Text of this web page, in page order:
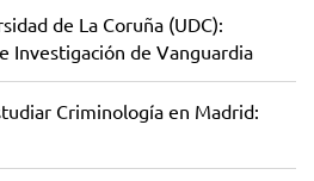
de La Coruña (UDC):
Investigación de Vanguardia
Criminología en Madrid: